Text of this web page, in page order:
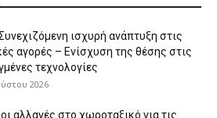
ισχυρή ανάπτυξη στις
αγορές – Ενίσχυση της θέσης στις
τεχνολογίες
2026
αλλαγές στο χωροταξικό για τις